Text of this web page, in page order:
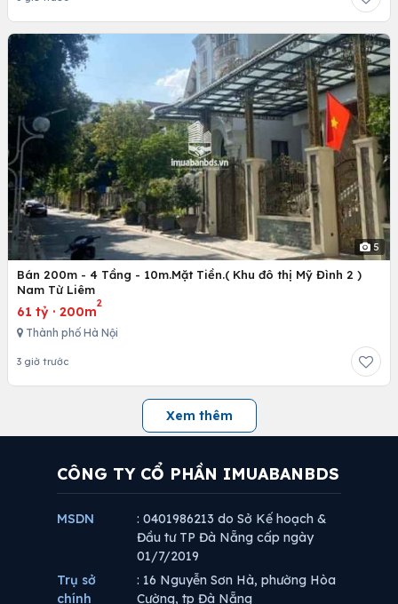
5
Bán 200m - 4 Tầng - 10m.Mặt Tiền.( Khu đô thị Mỹ Đình 2 )
Nam Từ Liêm
61 tỷ · 200m
2
Thành phố Hà Nội
3 giờ trước
Xem thêm
CÔNG TY CỔ PHẦN IMUABANBDS
MSDN
: 0401986213 do Sở Kế hoạch &
Đầu tư TP Đà Nẵng cấp ngày
01/7/2019
Trụ sở
chính
: 16 Nguyễn Sơn Hà, phường Hòa
Cường, tp Đà Nẵng